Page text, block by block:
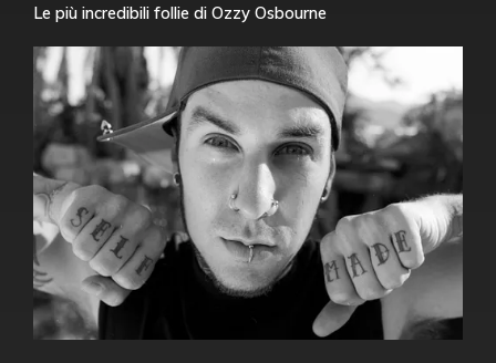
Le più incredibili follie di Ozzy Osbourne